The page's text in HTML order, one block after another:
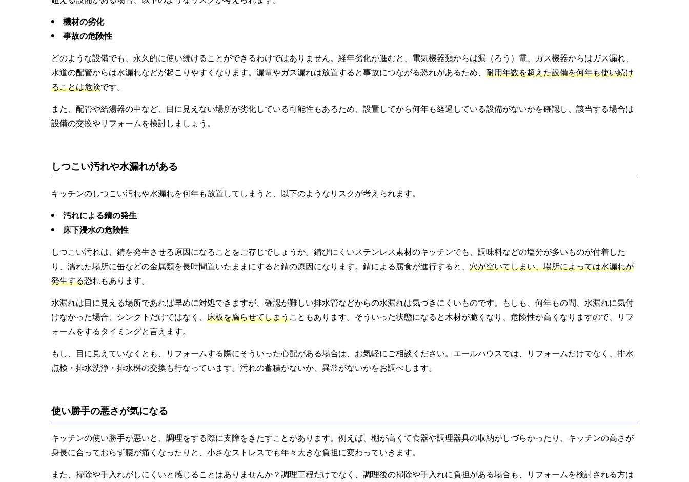
機材の劣化
事故の危険性
どのような設備でも、永久的に使い続けることができるわけではありません。経年劣化が進むと、電気機器類からは漏（ろう）電、ガス機器からはガス漏れ、
水道の配管からは水漏れなどが起こりやすくなります。漏電やガス漏れは放置すると事故につながる恐れがあるため、 耐用年数を超えた設備を何年も使い続け
ることは危険です。
また、配管や給湯器の中など、目に見えない場所が劣化している可能性もあるため、設置してから何年も経過している設備がないかを確認し、該当する場合は
設備の交換やリフォームを検討しましょう。
しつこい汚れや水漏れがある
キッチンのしつこい汚れや水漏れを何年も放置してしまうと、以下のようなリスクが考えられます。
汚れによる錆の発生
床下浸水の危険性
しつこい汚れは、錆を発生させる原因になることをご存じでしょうか。錆びにくいステンレス素材のキッチンでも、調味料などの塩分が多いものが付着した
り、濡れた場所に缶などの金属類を長時間置いたままにすると錆の原因になります。錆による腐食が進行すると、 穴が空いてしまい、場所によっては水漏れが
発生する恐れもあります。
水漏れは目に見える場所であれば早めに対処できますが、確認が難しい排水管などからの水漏れは気づきにくいものです。もしも、何年もの間、水漏れに気付
けなかった場合、シンク下だけではなく、 床板を腐らせてしまうこともあります。そういった状態になると木材が脆くなり、危険性が高くなりますので、リフ
ォームをするタイミングと言えます。
もし、目に見えていなくとも、リフォームする際にそういった心配がある場合は、お気軽にご相談ください。エールハウスでは、リフォームだけでなく、排水
点検・排水洗浄・排水桝の交換も行なっています。汚れの蓄積がないか、異常がないかをお調べします。
使い勝手の悪さが気になる
キッチンの使い勝手が悪いと、調理をする際に支障をきたすことがあります。例えば、棚が高くて食器や調理器具の収納がしづらかったり、キッチンの高さが
身長に合っておらず腰が痛くなったりと、小さなストレスでも年々大きな負担に変わっていきます。
また、掃除や手入れがしにくいと感じることはありませんか？調理工程だけでなく、調理後の掃除や手入れに負担がある場合も、リフォームを検討される方は